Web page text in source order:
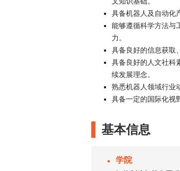
具备机器人及自动化
能够遵循科学方法与
力。
具备良好的信息获取
具备良好的人文社科
续发展理念。
熟悉机器人领域行业
具备一定的国际化视
基本信息
学院